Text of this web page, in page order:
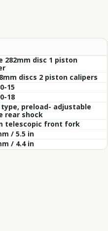
282mm disc 1 piston
discs 2 piston calipers
15
18
preload- adjustable
rear shock
telescopic front fork
/ 5.5 in
/ 4.4 in